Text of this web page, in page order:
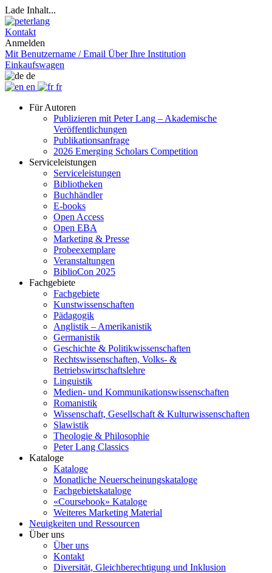
Lade Inhalt...
Kontakt
Anmelden
Mit Benutzername / Email Über Ihre Institution
Einkaufswagen
de
en
fr
Für Autoren
Publizieren mit Peter Lang – Akademische
Veröffentlichungen
Publikationsanfrage
2026 Emerging Scholars Competition
Serviceleistungen
Serviceleistungen
Bibliotheken
Buchhändler
E-books
Open Access
Open EBA
Marketing & Presse
Probeexemplare
Veranstaltungen
BiblioCon 2025
Fachgebiete
Fachgebiete
Kunstwissenschaften
Pädagogik
Anglistik – Amerikanistik
Germanistik
Geschichte & Politikwissenschaften
Rechtswissenschaften, Volks- &
Betriebswirtschaftslehre
Linguistik
Medien- und Kommunikationswissenschaften
Romanistik
Wissenschaft, Gesellschaft & Kulturwissenschaften
Slawistik
Theologie & Philosophie
Peter Lang Classics
Kataloge
Kataloge
Monatliche Neuerscheinungskataloge
Fachgebietskataloge
«Coursebook» Kataloge
Weiteres Marketing Material
Neuigkeiten und Ressourcen
Über uns
Über uns
Kontakt
Diversität, Gleichberechtigung und Inklusion